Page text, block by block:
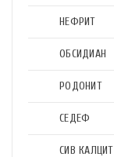
НЕФРИТ
ОБСИДИАН
РОДОНИТ
СЕДЕФ
СИВ КАЛЦИТ